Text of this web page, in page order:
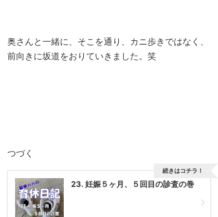
奥さんと一緒に、そこを通り、カニ歩きではなく、
前向きに坂道をおりていきました。笑
つづく
23. 妊娠５ヶ月、５回目の診査の巻
続きはコチラ！